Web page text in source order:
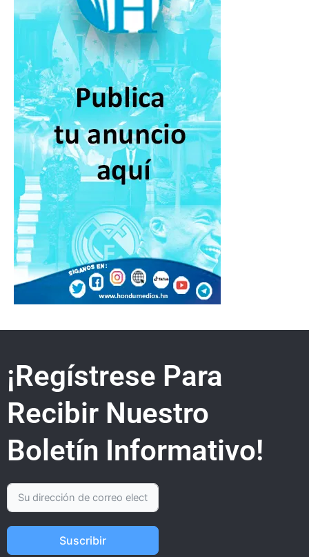
¡Regístrese Para
Recibir Nuestro
Boletín Informativo!
Suscribir